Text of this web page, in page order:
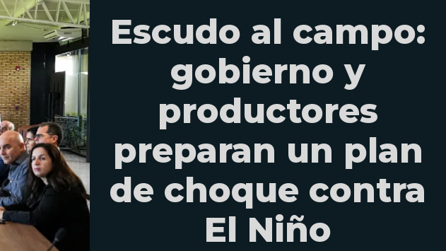
Escudo al campo:
gobierno y
productores
preparan un plan
de choque contra
El Niño